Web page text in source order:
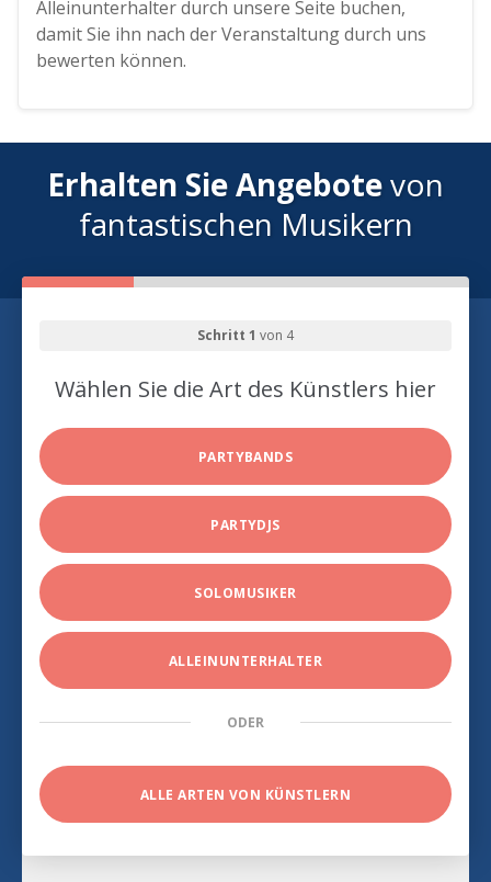
Alleinunterhalter durch unsere Seite buchen,
damit Sie ihn nach der Veranstaltung durch uns
bewerten können.
Erhalten Sie Angebotevon
fantastischen Musikern
Schritt 1 von 4
Wählen Sie die Art des Künstlers hier
PARTYBANDS
PARTYDJS
SOLOMUSIKER
ALLEINUNTERHALTER
ODER
ALLE ARTEN VON KÜNSTLERN